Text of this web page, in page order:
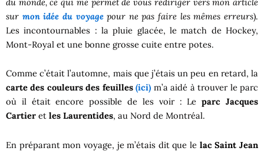
sur mon idée du voyagepour ne pas faire les mêmes erreurs).
Les incontournables : la pluie glacée, le match de Hockey,
Mont-Royal et une bonne grosse cuite entre potes.
Comme c’était l’automne, mais que j’étais un peu en retard, la
carte des couleurs des feuilles(ici) m’a aidé à trouver le parc
où il était encore possible de les voir : Leparc Jacques
Cartier et les Laurentides, au Nord de Montréal.
En préparant mon voyage, je m’étais dit que le lac Saint Jean